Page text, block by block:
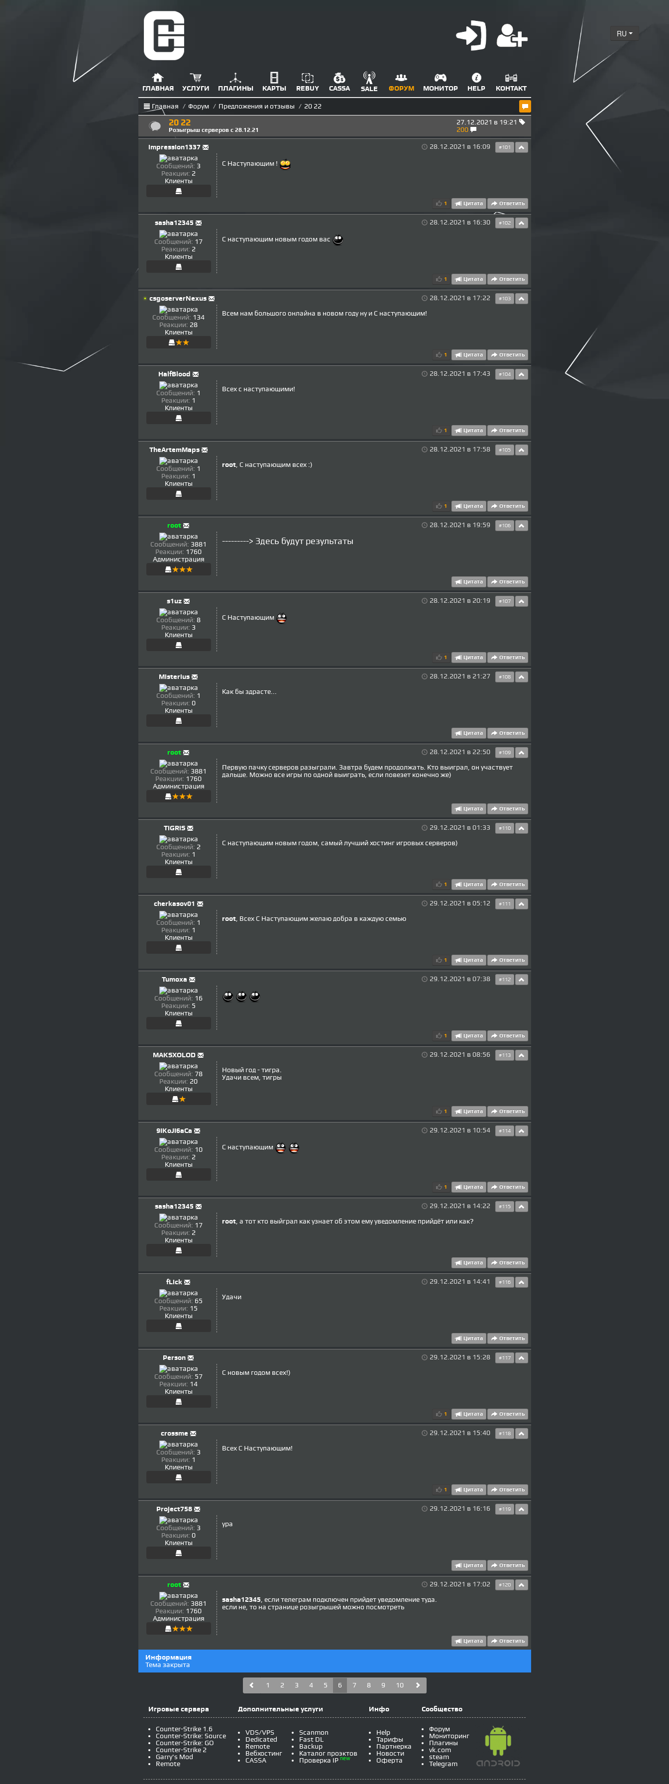
RU
ГЛАВНАЯ УСЛУГИ ПЛАГИНЫ КАРТЫ REBUY CASSA SALE ФОРУМ МОНИТОР HELP КОНТАКТ
Главная / Форум / Предложения и отзывы / 20 22
20 22
Розыгрыш серверов с 28.12.21
27.12.2021 в 19:21
200
impression1337 28.12.2021 в 16:09 #101
Сообщений: 3
Реакции: 2
Клиенты
С Наступающим !
Ответить
Цитата
1
sasha12345 28.12.2021 в 16:30 #102
Сообщений: 17
Реакции: 2
Клиенты
С наступающим новым годом вас
Ответить
Цитата
1
csgoserverNexus 28.12.2021 в 17:22 #103
Сообщений: 134
Реакции: 28
Клиенты
Всем нам большого онлайна в новом году ну и С наступающим!
Ответить
Цитата
1
HalfBlood 28.12.2021 в 17:43 #104
Сообщений: 1
Реакции: 1
Клиенты
Всех с наступающими!
Ответить
Цитата
1
TheArtemMaps 28.12.2021 в 17:58 #105
Сообщений: 1
Реакции: 1
Клиенты
root, С наступающим всех :)
Ответить
Цитата
1
root 28.12.2021 в 19:59 #106
Сообщений: 3881
Реакции: 1760
Администрация
---------> Здесь будут результаты
Ответить
Цитата
s1uz 28.12.2021 в 20:19 #107
Сообщений: 8
Реакции: 3
Клиенты
С Наступающим
Ответить
Цитата
1
Misterius 28.12.2021 в 21:27 #108
Сообщений: 1
Реакции: 0
Клиенты
Как бы здрасте...
Ответить
Цитата
root 28.12.2021 в 22:50 #109
Сообщений: 3881
Реакции: 1760
Администрация
Первую пачку серверов разыграли. Завтра будем продолжать. Кто выиграл, он участвует
дальше. Можно все игры по одной выиграть, если повезет конечно же)
Ответить
Цитата
TiGRiS 29.12.2021 в 01:33 #110
Сообщений: 2
Реакции: 1
Клиенты
С наступающим новым годом, самый лучший хостинг игровых серверов)
Ответить
Цитата
1
cherkasov01 29.12.2021 в 05:12 #111
Сообщений: 1
Реакции: 1
Клиенты
root, Всех С Наступающим желаю добра в каждую семью
Ответить
Цитата
1
Tumoxa 29.12.2021 в 07:38 #112
Сообщений: 16
Реакции: 5
Клиенты
Ответить
Цитата
1
MAKSXOLOD 29.12.2021 в 08:56 #113
Сообщений: 78
Реакции: 20
Клиенты
Новый год - тигра.
Удачи всем, тигры
Ответить
Цитата
1
9IKoJI6aCa 29.12.2021 в 10:54 #114
Сообщений: 10
Реакции: 2
Клиенты
С наступающим
Ответить
Цитата
1
sasha12345 29.12.2021 в 14:22 #115
Сообщений: 17
Реакции: 2
Клиенты
root, а тот кто выйграл как узнает об этом ему уведомление прийдёт или как?
Ответить
Цитата
fLick 29.12.2021 в 14:41 #116
Сообщений: 65
Реакции: 15
Клиенты
Удачи
Ответить
Цитата
Person 29.12.2021 в 15:28 #117
Сообщений: 57
Реакции: 14
Клиенты
C новым годом всех!)
Ответить
Цитата
1
crossme 29.12.2021 в 15:40 #118
Сообщений: 3
Реакции: 1
Клиенты
Всех С Наступающим!
Ответить
Цитата
1
Project758 29.12.2021 в 16:16 #119
Сообщений: 3
Реакции: 0
Клиенты
ура
Ответить
Цитата
root 29.12.2021 в 17:02 #120
Сообщений: 3881
Реакции: 1760
Администрация
sasha12345, если телеграм подключен прийдет уведомление туда.
если не, то на странице розыгрышей можно посмотреть
Ответить
Цитата
Информация
Тема закрыта
1 2 3 4 5 6 7 8 9 10
Игровые сервера Дополнительные услуги Инфо Сообщество
Counter-Strike 1.6
Counter-Strike: Source
Counter-Strike: GO
Counter-Strike 2
Garry's Mod
Remote
VDS/VPS
Dedicated
Remote
Вебхостинг
CASSA
Scanmon
Fast DL
Backup
Каталог проэктов
Проверка IP new
Help
Тарифы
Партнерка
Новости
Оферта
Форум
Мониторинг
Плагины
vk.com
steam
Telegram